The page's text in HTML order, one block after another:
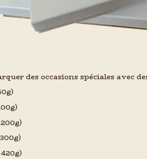
des occasions spéciales avec